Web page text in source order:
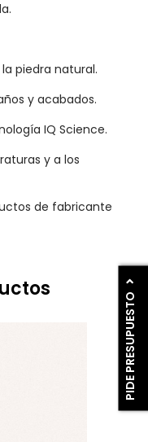
PIDE PRESUPUESTO
piedra natural.
y acabados.
IQ Science.
y a los
de fabricante